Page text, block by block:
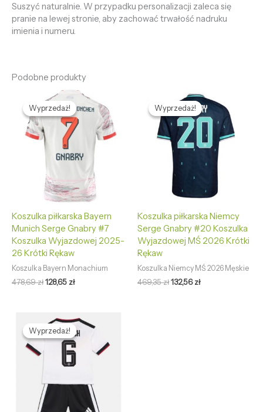
Suszyć naturalnie. W przypadku personalizacji zaleca się
pranie na lewej stronie, aby zachować trwałość nadruku
imienia i numeru.
Podobne produkty
Wyprzedaż!
Wyprzedaż!
Koszulka piłkarska Bayern
Munich Serge Gnabry #7
Koszulka Wyjazdowej 2025-
26 Krótki Rękaw
Koszulka Bayern Monachium
478,69zł
Pierwotna
cena
wynosiła:
478,69 zł.
128,65 zł
Aktualna
cena
wynosi:
128,65 zł.
Wyprzedaż!
Wyprzedaż!
Koszulka piłkarska Niemcy
Serge Gnabry #20 Koszulka
Wyjazdowej MŚ 2026 Krótki
Rękaw
Koszulka Niemcy MŚ 2026 Męskie
469,35zł
Pierwotna
cena
wynosiła:
469,35 zł.
132,56zł
Aktualna
cena
wynosi:
132,56 zł.
Wyprzedaż!
Wyprzedaż!
Pierwotna
cena
wynosiła:
458,62 zł.
Aktualna
cena
wynosi:
125,51 zł.